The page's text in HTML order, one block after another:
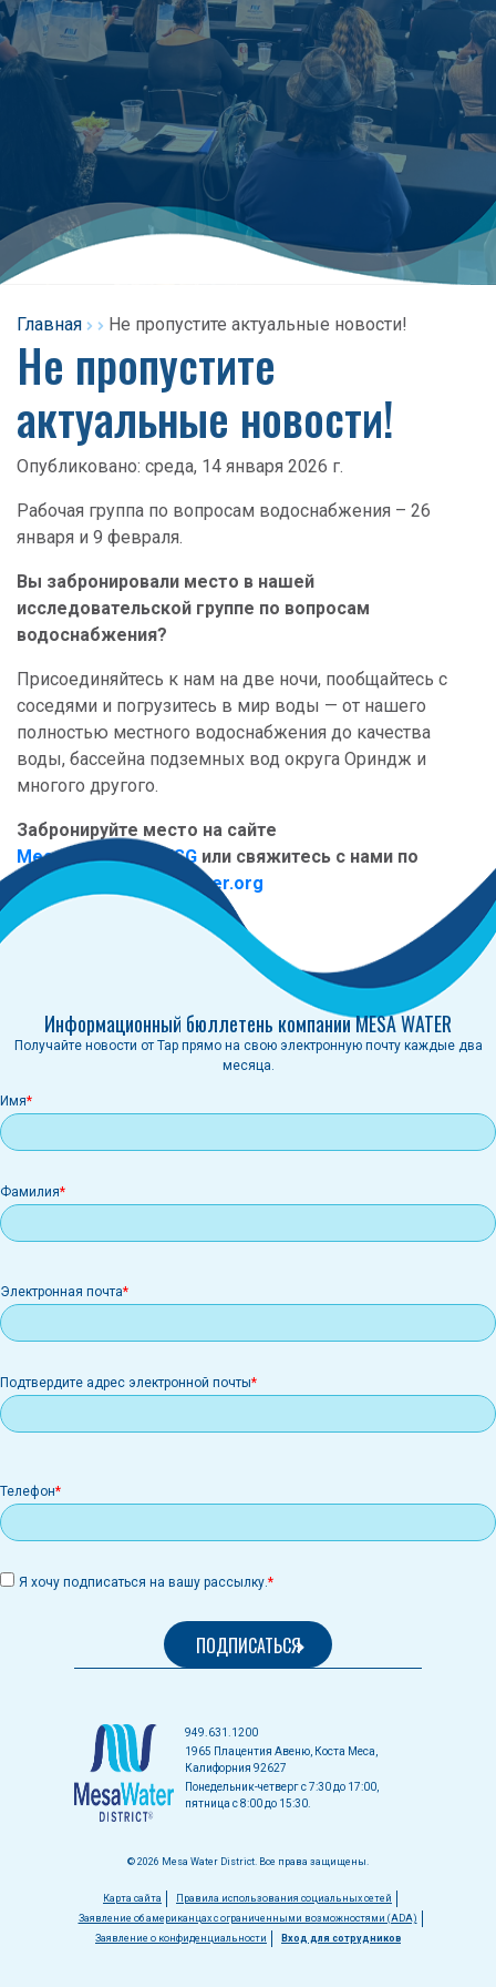
Главная Не пропустите актуальные новости!
Не пропустите
актуальные новости!
Опубликовано: среда, 14 января 2026 г.
Рабочая группа по вопросам водоснабжения – 26
января и 9 февраля.
Вы забронировали место в нашей
исследовательской группе по вопросам
водоснабжения?
Присоединяйтесь к нам на две ночи, пообщайтесь с
соседями и погрузитесь в мир воды — от нашего
полностью местного водоснабжения до качества
воды, бассейна подземных вод округа Ориндж и
многого другого.
Забронируйте место на сайте
MesaWater.org/WISG или свяжитесь с нами по
адресу
Info@MesaWater.org
Информационный бюллетень компании MESA WATER
Получайте новости от Tap прямо на свою электронную почту каждые два
месяца.
Имя
Фамилия
Электронная
почта
Электронная почта
Подтвердите адрес электронной почты
Телефон
Я хочу подписаться на вашу рассылку.
949.631.1200
1965 Плацентия Авеню, Коста Меса,
Калифорния 92627
Понедельник-четверг с 7:30 до 17:00,
пятница с 8:00 до 15:30.
© 2026 Mesa Water District. Все права защищены.
МенюКарта сайта
Правила использования социальных сетей
Заявление об американцах с ограниченными возможностями (ADA)
Заявление о конфиденциальности
Вход для сотрудников